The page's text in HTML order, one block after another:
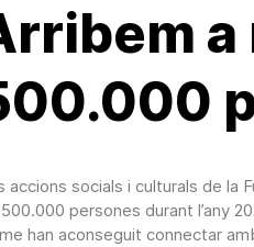
a
accions socials i culturals de la
persones durant l’any
han aconseguit connectar